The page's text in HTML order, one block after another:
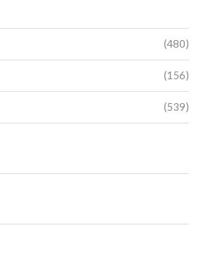
(480)
(156)
(539)